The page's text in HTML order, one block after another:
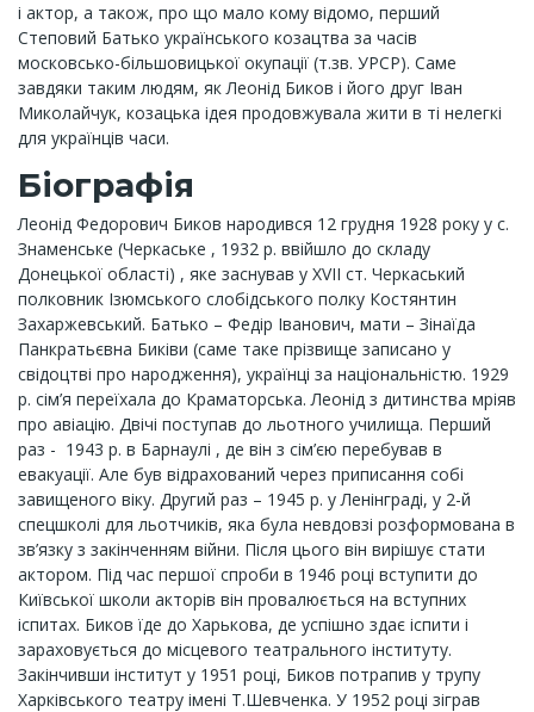
і актор, а також, про що мало кому відомо, перший
Степовий Батько українського козацтва за часів
московсько-більшовицької окупації (т.зв. УРСР). Саме
завдяки таким людям, як Леонід Биков і його друг Іван
Миколайчук, козацька ідея продовжувала жити в ті нелегкі
для українців часи.
Біографія
Леонід Федорович Биков народився 12 грудня 1928 року у с.
Знаменське (Черкаське , 1932 р. ввійшло до складу
Донецької області) , яке заснував у XVII ст. Черкаський
полковник Ізюмського слобідського полку Костянтин
Захаржевський. Батько – Федір Іванович, мати – Зінаїда
Панкратьєвна Биківи (саме таке прізвище записано у
свідоцтві про народження), українці за національністю. 1929
р. сім’я переїхала до Краматорська. Леонід з дитинства мріяв
про авіацію. Двічі поступав до льотного училища. Перший
раз - 1943 р. в Барнаулі , де він з сім’єю перебував в
евакуації. Але був відрахований через приписання собі
завищеного віку. Другий раз – 1945 р. у Ленінграді, у 2-й
спецшколі для льотчиків, яка була невдовзі розформована в
зв’язку з закінченням війни. Після цього він вирішує стати
актором. Під час першої спроби в 1946 році вступити до
Київської школи акторів він провалюється на вступних
іспитах. Биков їде до Харькова, де успішно здає іспити і
зараховується до місцевого театрального інституту.
Закінчивши інститут у 1951 році, Биков потрапив у трупу
Харківського театру імені Т.Шевченка. У 1952 році зіграв